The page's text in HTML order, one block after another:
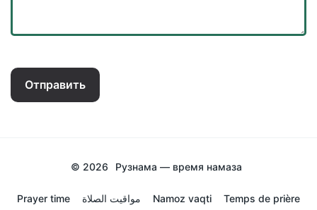
Отправить
© 2026 Рузнама — время намаза
Prayer time مواقيت الصلاة Namoz vaqti
Temps de prière